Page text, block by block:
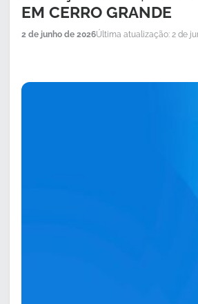
EM CERRO GRANDE
2 de junho de 2026Última atualização: 2 de